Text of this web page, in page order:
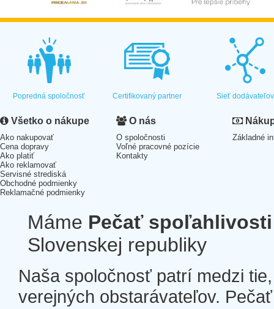
Popredná spoločnosť Certifikovaný partner Sieť dodávateľov
Všetko o nákupe
Ako nakupovať
Cena dopravy
Ako platiť
Ako reklamovať
Servisné strediská
Obchodné podmienky
Reklamačné podmienky
O nás
O spoločnosti
Voľné pracovné pozície
Kontakty
Základné
Máme Pečať spoľahlivosti
Slovenskej republiky
Naša spoločnosť patrí medzi
verejných obstarávateľov.